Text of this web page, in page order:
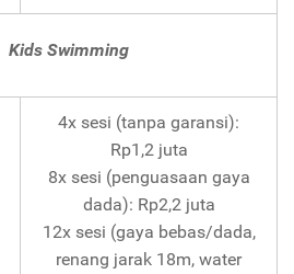
Kids Swimming
4x sesi (tanpa garansi):
Rp1,2 juta
8x sesi (penguasaan gaya
dada): Rp2,2 juta
12x sesi (gaya bebas/dada,
renang jarak 18m, water